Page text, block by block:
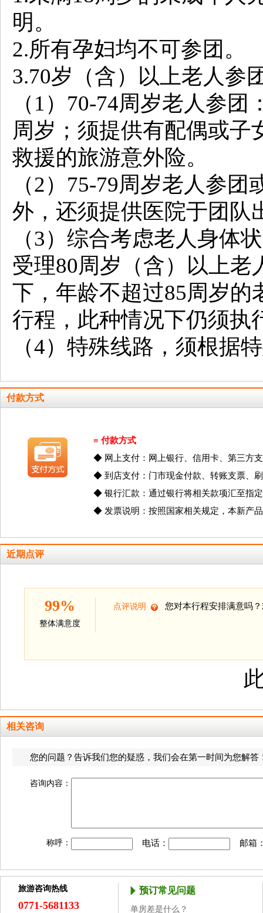
明。
2.所有孕妇均不可参团。
3.70岁（含）以上老人参
（1）70-74周岁老人参
周岁；须提供有配偶或子
救援的旅游意外险。
（2）75-79周岁老人参
外，还须提供医院于团队
（3）综合考虑老人身体
受理80周岁（含）以上
下，年龄不超过85周岁的
行程，此种情况下仍须执
（4）特殊线路，须根据
付款方式
≡ 付款方式
◆ 网上支付：网上银行、信用卡、第三方
◆ 到店支付：门市现金付款、转账支票、
◆ 银行汇款：通过银行将相关款项汇至指
◆ 发票说明：按照国家相关规定，本新产
近期点评
99%
整体满意度
点评说明 您对本行程安排满意吗
相关咨询
您的问题？告诉我们您的疑惑，我们会在第一时间为您解答
咨询内容：
称呼： 电话： 邮箱
旅游咨询热线
0771-5681133
预订常见问题
单房差是什么？